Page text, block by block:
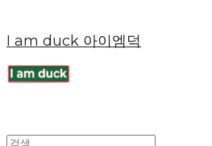
I am duck 아이엠덕